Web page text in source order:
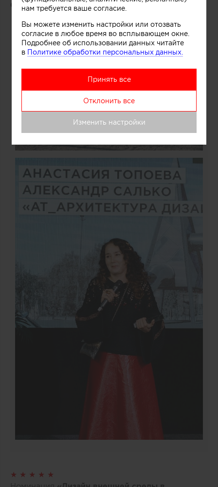
Салько («AT_архитектура дизайн»)
★ ★ ★ ★ ★
нам требуется ваше согласие.
Вы можете изменить настройки или отозвать
согласие в любое время во всплывающем окне.
Подробнее об использовании данных читайте
в Политике обработки персональных данных.
Принять все
Отклонить все
Изменить настройки